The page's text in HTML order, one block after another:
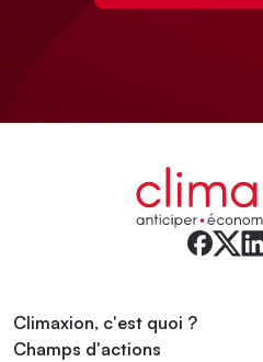
Climaxion, c'est quoi ?
Champs d'actions